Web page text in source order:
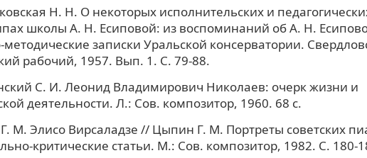
Н. Н. О некоторых исполнительских и
школы А. Н. Есиповой: из воспоминаний об А. Н.
записки Уральской консерватории.
рабочий, 1957. Вып. 1. С. 79-88.
С. И. Леонид Владимирович Николаев: очерк жизни и
деятельности. Л.: Сов. композитор, 1960. 68 с.
М. Элисо Вирсаладзе // Цыпин Г. М. Портреты советских
критические статьи. М.: Сов. композитор, 1982. С. 180-